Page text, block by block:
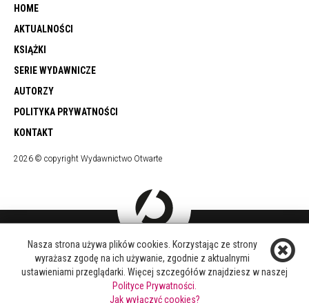
HOME
AKTUALNOŚCI
KSIĄŻKI
SERIE WYDAWNICZE
AUTORZY
POLITYKA PRYWATNOŚCI
KONTAKT
2026 © copyright Wydawnictwo Otwarte
DOŁĄCZ DO NAS
FACEBOOK
TWITTER
Nasza strona używa plików cookies. Korzystając ze strony
wyrażasz zgodę na ich używanie, zgodnie z aktualnymi
ustawieniami przeglądarki. Więcej szczegółów znajdziesz w naszej
Polityce Prywatności.
Jak wyłączyć cookies?